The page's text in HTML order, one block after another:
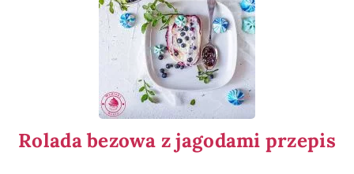
Rolada bezowa z jagodami przepis